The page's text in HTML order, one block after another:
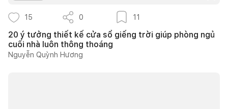
15 0 11
20 ý tưởng thiết kế cửa sổ giếng trời giúp phòng ngủ
cuối nhà luôn thông thoáng
Nguyễn Quỳnh Hương